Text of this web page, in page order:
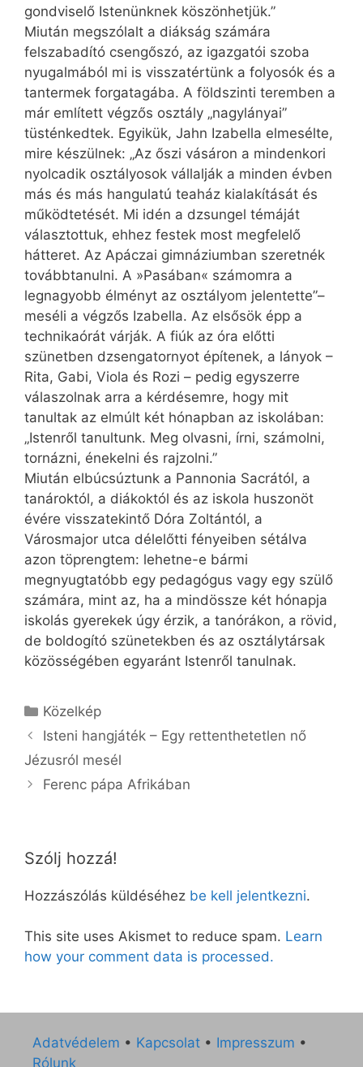
gondviselő Istenünknek köszönhetjük.”
Miután megszólalt a diákság számára
felszabadító csengőszó, az igazgatói szoba
nyugalmából mi is visszatértünk a folyosók és a
tantermek forgatagába. A földszinti teremben a
már említett végzős osztály „nagylányai”
tüsténkedtek. Egyikük, Jahn Izabella elmesélte,
mire készülnek: „Az őszi vásáron a mindenkori
nyolcadik osztályosok vállalják a minden évben
más és más hangulatú teaház kialakítását és
működtetését. Mi idén a dzsungel témáját
választottuk, ehhez festek most megfelelő
hátteret. Az Apáczai gimnáziumban szeretnék
továbbtanulni. A »Pasában« számomra a
legnagyobb élményt az osztályom jelentette”–
meséli a végzős Izabella. Az elsősök épp a
technikaórát várják. A fiúk az óra előtti
szünetben dzsenga­tornyot építenek, a lányok –
Rita, Gabi, Viola és Rozi – pedig egyszerre
válaszolnak arra a kérdésemre, hogy mit
tanultak az elmúlt két hónapban az iskolában:
„Istenről tanultunk. Meg olvasni, írni, számolni,
tornázni, énekelni és rajzolni.”
Miután elbúcsúztunk a Pannonia Sacrától, a
tanároktól, a diákoktól és az iskola huszonöt
évére visszatekintő Dóra Zoltántól, a
Városmajor utca délelőtti fényeiben sétálva
azon töprengtem: lehetne-e bármi
megnyugtatóbb egy pedagógus vagy egy szülő
számára, mint az, ha a mindössze két hónapja
iskolás gyerekek úgy érzik, a tanórákon, a rövid,
de boldogító szünetekben és az osztálytársak
közösségében egyaránt Istenről tanulnak.
Kategória
Közelkép
Isteni hangjáték – Egy rettenthetetlen nő
Jézusról mesél
Ferenc pápa Afrikában
Szólj hozzá!
Hozzászólás küldéséhez be kell jelentkezni.
This site uses Akismet to reduce spam. Learn
how your comment data is processed.
Adatvédelem • Kapcsolat • Impresszum •
Rólunk